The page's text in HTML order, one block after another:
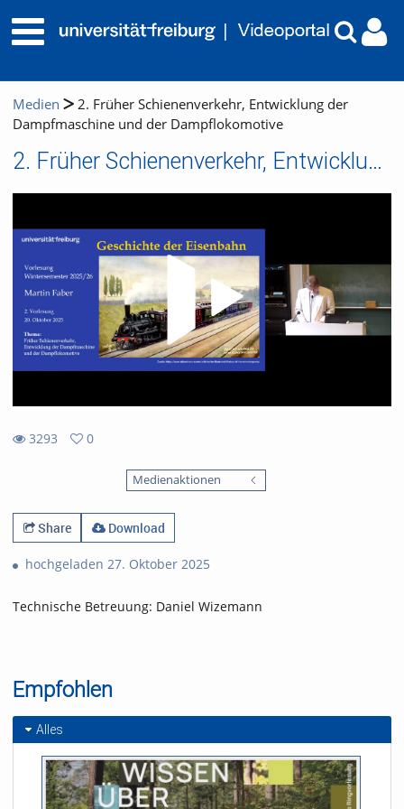
Medien
2. Früher Schienenverkehr, Entwicklung der
Dampfmaschine und der Dampflokomotive
2. Früher Schienenverkehr, Entwicklung der Dampfmaschine und der Dampflokomotive
3293
0
Medienaktionen
Share Download
hochgeladen 27. Oktober 2025
Technische Betreuung: Daniel Wizemann
Empfohlen
Alles